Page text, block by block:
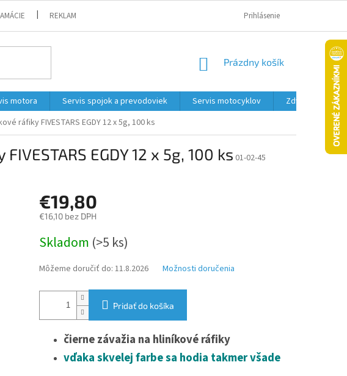
REKLAMAČNÝ PORIADOK A PODMIENKY OBCHODNÉ PODMIENKY
Prihlásenie
NÁKUPNÝ
Prázdny košík
motora Servis spojok a prevodoviek Servis motocyklov Zdviháky
ráfiky FIVESTARS EGDY 12 x 5g, 100 ks
EGDY 12 x 5g, 100 ks 01-02-45
€19,80
€16,10 bez DPH
cena:
Skladom (>5 ks)
Môžeme doručiť do: 11.8.2026 Možnosti doručenia
Pridať do košíka
čierne závažia na hliníkové ráfiky
vďaka skvelej farbe sa hodia takmer všade